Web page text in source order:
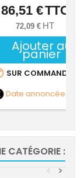
Prix
86,51 €TTC
72,09 € HT
Ajouter au
panier
SUR COMMANDE
Date annoncée
CATÉGORIE :
>
<